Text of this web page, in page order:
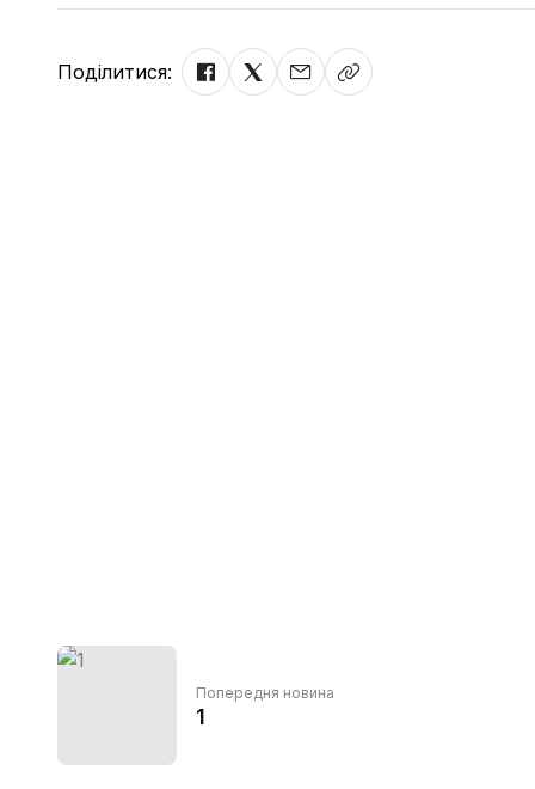
Поділитися:
Попередня новина
1